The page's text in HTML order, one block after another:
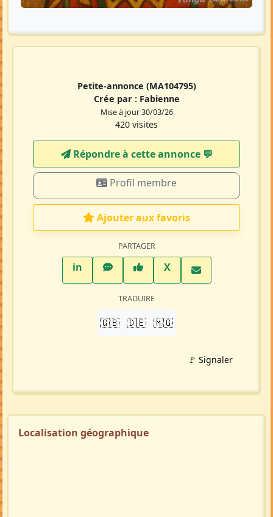
Petite-annonce (MA104795)
Crée par : Fabienne
Mise à jour 30/03/26
420 visites
Répondre à cette annonce 💬​
Profil membre
Ajouter aux favoris
PARTAGER
inLinkedInWhatsAppFacebook
XTwitter X
TRADUIRE
🇬🇧 🇩🇪 🇲🇬
🚩 Signaler
Localisation géographique